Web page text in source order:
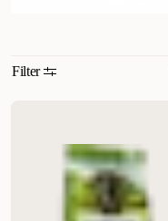
Filter
Høyest pris
Lavest pris